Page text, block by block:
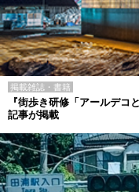
掲載雑誌・書籍
『街歩き研修「アールデコ
記事が掲載